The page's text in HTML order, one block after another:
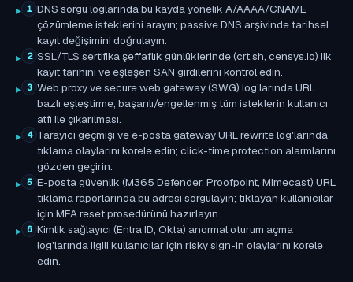
1 DNS sorgu loglarında bu kayda yönelik A/AAAA/CNAME
çözümleme isteklerini arayın; passive DNS arşivinde tarihsel
kayıt değişimini doğrulayın.
2 SSL/TLS sertifika şeffaflık günlüklerinde (crt.sh, censys.io) ilk
kayıt tarihini ve eşleşen SAN girdilerini kontrol edin.
3 Web proxy ve secure web gateway (SWG) log'larında URL
bazlı eşleştirme; başarılı/engellenmiş tüm isteklerin kullanıcı
atfı ile çıkarılması.
4 Tarayıcı geçmişi ve e-posta gateway URL rewrite log'larında
tıklama olaylarını korele edin; click-time protection alarmlarını
gözden geçirin.
5 E-posta güvenlik (M365 Defender, Proofpoint, Mimecast) URL
tıklama raporlarında bu adresi sorgulayın; tıklayan kullanıcılar
için MFA reset prosedürünü hazırlayın.
6 Kimlik sağlayıcı (Entra ID, Okta) anormal oturum açma
log'larında ilgili kullanıcılar için risky sign-in olaylarını korele
edin.